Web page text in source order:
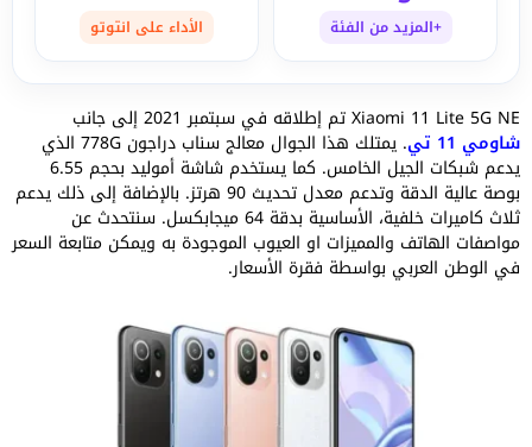
+المزيد من الفئة الأداء على انتوتو
Xiaomi 11 Lite 5G NE تم إطلاقه في سبتمبر 2021 إلى جانب
شاومي 11 تي . يمتلك هذا الجوال معالج سناب دراجون 778G الذي
يدعم شبكات الجيل الخامس. كما يستخدم شاشة أموليد بحجم 6.55
بوصة عالية الدقة وتدعم معدل تحديث 90 هرتز. بالإضافة إلى ذلك يدعم
ثلاث كاميرات خلفية، الأساسية بدقة 64 ميجابكسل. سنتحدث عن
مواصفات الهاتف والمميزات او العيوب الموجودة به ويمكن متابعة السعر
في الوطن العربي بواسطة فقرة الأسعار.